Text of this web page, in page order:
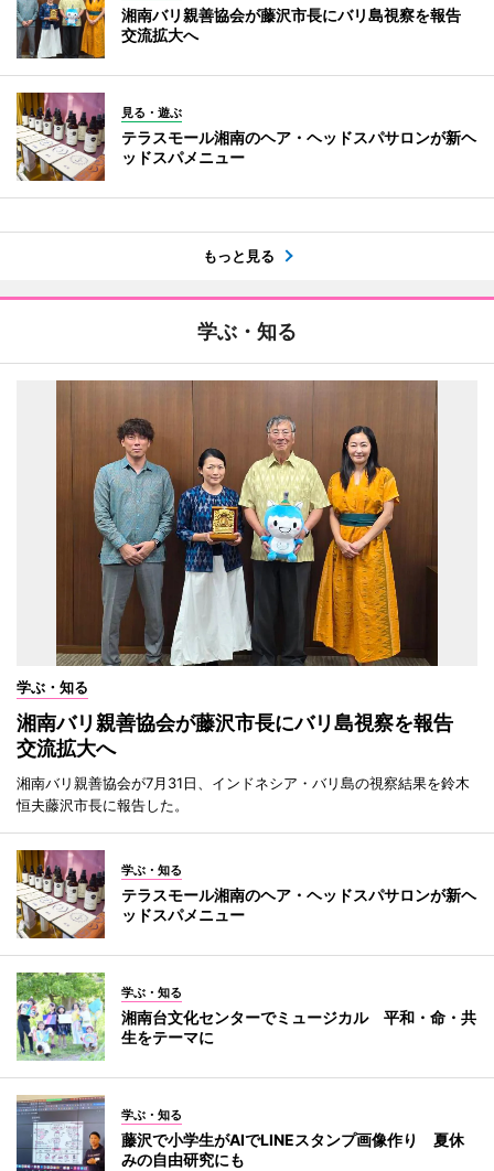
湘南バリ親善協会が藤沢市長にバリ島視察を報告
交流拡大へ
見る・遊ぶ
テラスモール湘南のヘア・ヘッドスパサロンが新ヘ
ッドスパメニュー
もっと見る
学ぶ・知る
学ぶ・知る
湘南バリ親善協会が藤沢市長にバリ島視察を報告
交流拡大へ
湘南バリ親善協会が7月31日、インドネシア・バリ島の視察結果を鈴木
恒夫藤沢市長に報告した。
学ぶ・知る
テラスモール湘南のヘア・ヘッドスパサロンが新ヘ
ッドスパメニュー
学ぶ・知る
湘南台文化センターでミュージカル 平和・命・共
生をテーマに
学ぶ・知る
藤沢で小学生がAIでLINEスタンプ画像作り 夏休
みの自由研究にも